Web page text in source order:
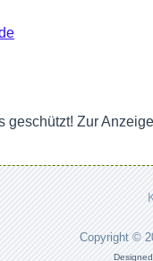
geschützt! Zur
Copyright ©